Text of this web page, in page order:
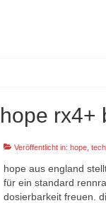
hope rx4+
Veröffentlicht in:hope ,
hope aus england
für ein standard
dosierbarkeit freuen.